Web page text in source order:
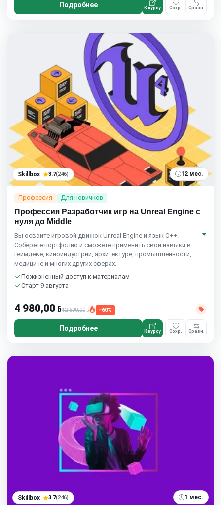
Подробнее К курсу Сохр. Сравн.
Skillbox 3.7(246) 12 мес.
Профессия Для новичков
Профессия Разработчик игр на Unreal Engine с
нуля до Middle
Вы освоите игровой движок Unreal Engine и язык C++.
Соберёте портфолио и сможете применить свои навыки в
геймдеве, киноиндустрии, архитектуре, промышленности,
медицине и многих других сферах.
Пожизненный доступ к материалам
Старт 9 августа
4 980,00 ƃ12 500,00ƃ −60%
Подробнее К курсу Сохр. Сравн.
Skillbox 3.7(246) 1 мес.